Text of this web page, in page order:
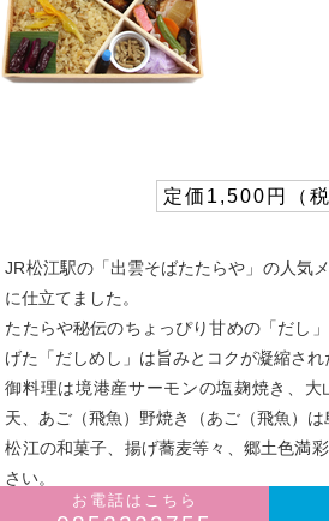
お電話はこちら
定価1,500円（税
JR松江駅の「出雲そばたたらや」の人気
に仕立てました。
たたらや秘伝のちょっぴり甘めの「だし
げた「だしめし」は旨みとコクが凝縮され
御料理は境港産サーモンの塩麹焼き、
天、あご（飛魚）野焼き（あご（飛魚）は
松江の和菓子、揚げ蕎麦等々、郷土色満
さい。